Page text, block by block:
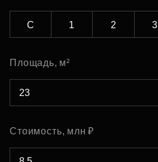
С 1 2 3
Площадь, м²
Стоимость, млн ₽